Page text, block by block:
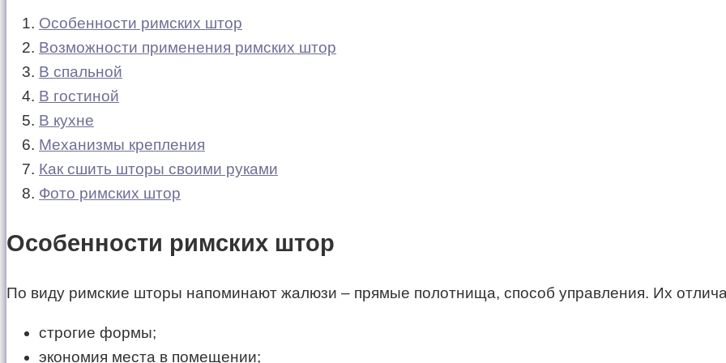
Особенности римских штор
Возможности применения римских штор
В спальной
В гостиной
В кухне
Механизмы крепления
Как сшить шторы своими руками
Фото римских штор
Особенности римских штор
По виду римские шторы напоминают жалюзи – прямые полотнища, способ управления. Их
строгие формы;
экономия места в помещении;